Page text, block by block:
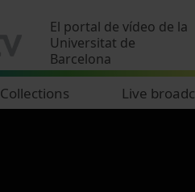
El portal de vídeo de la
Universitat de
Barcelona
Collections Live